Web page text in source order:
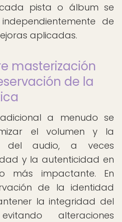
pista o álbum se
de
aplicadas.
masterización
de la
a menudo se
el volumen y la
del audio, a veces
y la autenticidad en
más impactante. En
de la identidad
la integridad del
alteraciones